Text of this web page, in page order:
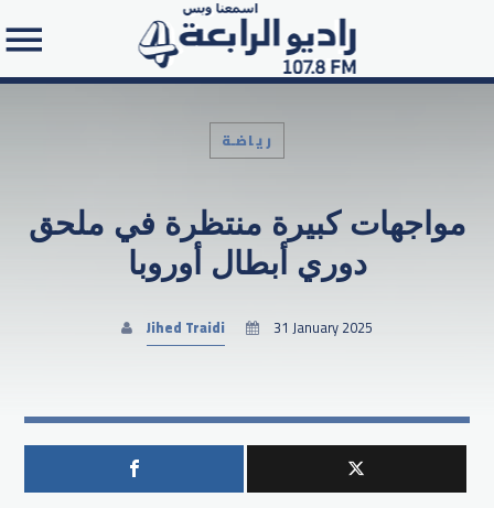
Search in the website:
رياضـة
مواجهات كبيرة منتظرة في ملحق
دوري أبطال أوروبا
Jihed Traidi 31 January 2025